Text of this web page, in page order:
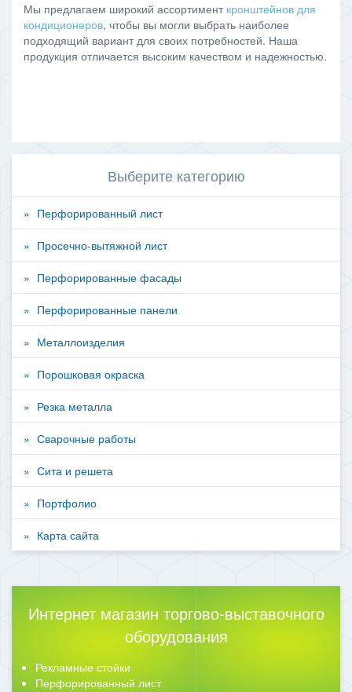
Мы предлагаем широкий ассортимент кронштейнов для
кондиционеров, чтобы вы могли выбрать наиболее
подходящий вариант для своих потребностей. Наша
продукция отличается высоким качеством и надежностью.
Выберите категорию
Перфорированный лист
Просечно-вытяжной лист
Перфорированные фасады
Перфорированные панели
Металлоизделия
Порошковая окраска
Резка металла
Сварочные работы
Сита и решета
Портфолио
Карта сайта
Интернет магазин торгово-выставочного
оборудования
Рекламные стойки
Перфорированный лист